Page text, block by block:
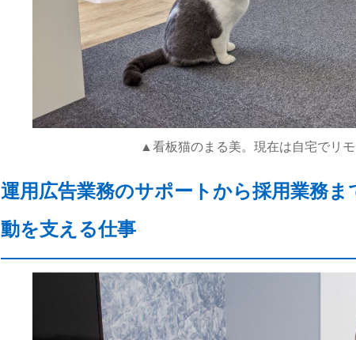
▲看板猫のまる美。現在は自宅でリ
運用広告業務のサポートから採用業務
動を支える仕事